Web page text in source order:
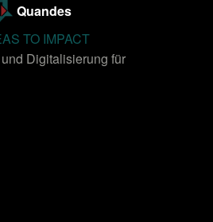
Quandes
TO IMPACT
Digitalisierung für